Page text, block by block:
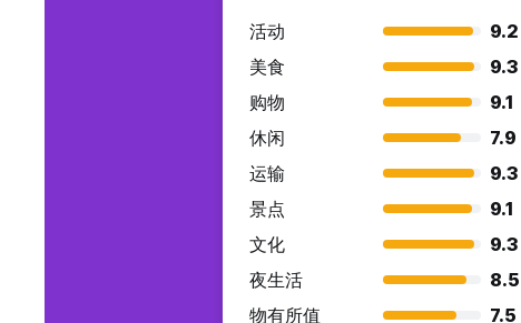
活动
9.2
美食
9.3
购物
9.1
休闲
7.9
运输
9.3
景点
9.1
文化
9.3
夜生活
8.5
物有所值
7.5